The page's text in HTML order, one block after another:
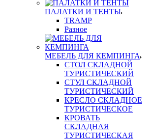
ПАЛАТКИ И ТЕНТЫ
TRAMP
Разное
МЕБЕЛЬ ДЛЯ КЕМПИНГА
СТОЛ СКЛАДНОЙ
ТУРИСТИЧЕСКИЙ
СТУЛ СКЛАДНОЙ
ТУРИСТИЧЕСКИЙ
КРЕСЛО СКЛАДНОЕ
ТУРИСТИЧЕСКОЕ
КРОВАТЬ
СКЛАДНАЯ
ТУРИСТИЧЕСКАЯ